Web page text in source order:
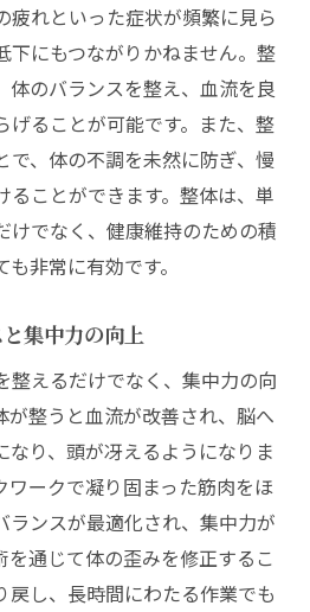
疲れといった症状が頻繁に見ら
下にもつながりかねません。整
体のバランスを整え、血流を良
げることが可能です。また、整
で、体の不調を未然に防ぎ、慢
ることができます。整体は、単
けでなく、健康維持のための積
非常に有効です。
集中力の向上
整えるだけでなく、集中力の向
が整うと血流が改善され、脳へ
なり、頭が冴えるようになりま
ワークで凝り固まった筋肉をほ
ランスが最適化され、集中力が
を通じて体の歪みを修正するこ
戻し、長時間にわたる作業でも